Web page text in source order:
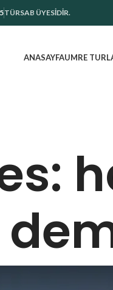
TÜRSAB ÜYESİDİR.
ANASAYFAUMRE